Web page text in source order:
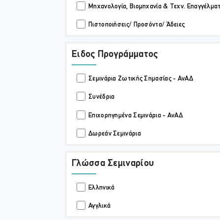
Μηχανολογία, Βιομηχανία & Τεχν.
Πιστοποιήσεις/ Προσόντα/ Άδειες
Ειδος Προγράμματος
Σεμινάρια Ζωτικής Σημασίας - ΑνΑΔ
Συνέδρια
Επιχορηγημένα Σεμινάρια - ΑνΑΔ
Δωρεάν Σεμινάρια
Γλώσσα Σεμιναρίου
Ελληνικά
Αγγλικά